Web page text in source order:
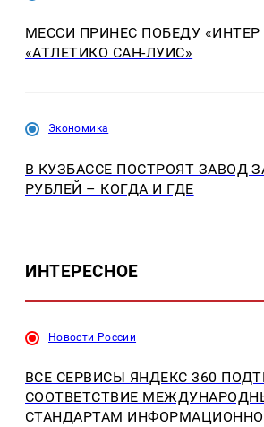
МЕССИ ПРИНЕС ПОБЕДУ
«АТЛЕТИКО САН-ЛУИС»
Экономика
В КУЗБАССЕ ПОСТРОЯТ ЗАВОД
РУБЛЕЙ – КОГДА И ГДЕ
ИНТЕРЕСНОЕ
Новости России
ВСЕ СЕРВИСЫ ЯНДЕКС 360
СООТВЕТСТВИЕ
СТАНДАРТАМ